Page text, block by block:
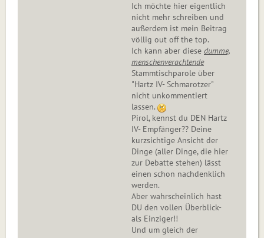
Ich möchte hier eigentlich
nicht mehr schreiben und
außerdem ist mein Beitrag
völlig out off the top.
Ich kann aber diese dumme,
menschenverachtende
Stammtischparole über
"Hartz IV- Schmarotzer"
nicht unkommentiert
lassen.
Pirol, kennst du DEN Hartz
IV- Empfänger?? Deine
kurzsichtige Ansicht der
Dinge (aller Dinge, die hier
zur Debatte stehen) lässt
einen schon nachdenklich
werden.
Aber wahrscheinlich hast
DU den vollen Überblick-
als Einziger!!
Und um gleich der